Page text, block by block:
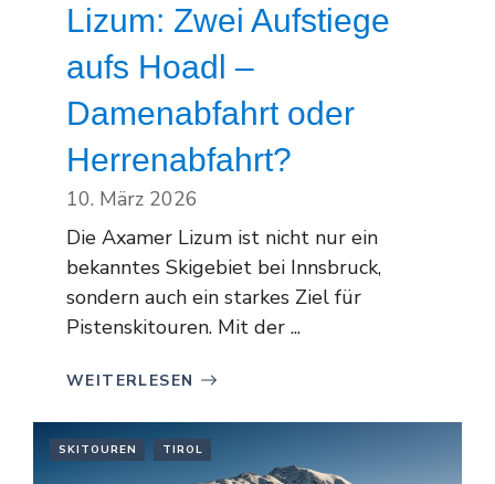
Lizum: Zwei Aufstiege
aufs Hoadl –
Damenabfahrt oder
Herrenabfahrt?
10. März 2026
Die Axamer Lizum ist nicht nur ein
bekanntes Skigebiet bei Innsbruck,
sondern auch ein starkes Ziel für
Pistenskitouren. Mit der ...
WEITERLESEN
SKITOUREN TIROL